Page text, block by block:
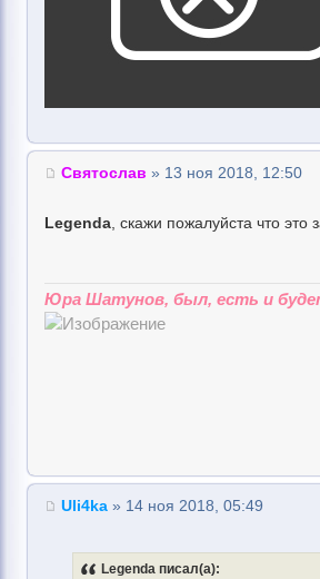
Святослав » 13 ноя 2018, 12:50
Legenda, скажи пожалуйста что это
Юра Шатунов, был, есть и
Uli4ka » 14 ноя 2018, 05:49
Legenda писал(а):